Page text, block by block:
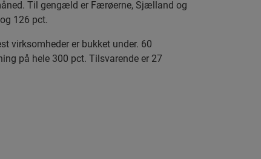
Til gengæld er Færøerne, Sjælland og
126 pct.
virksomheder er bukket under. 60
på hele 300 pct. Tilsvarende er 27